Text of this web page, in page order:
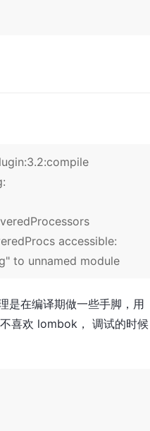
accessible:
to unnamed module
是在编译期做一些手脚，用
喜欢 lombok， 调试的时候